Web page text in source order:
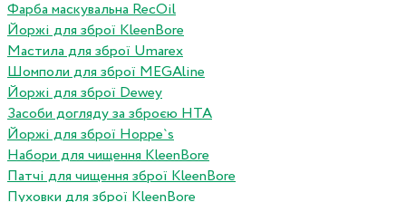
Фарба маскувальна RecOil
Йоржі для зброї KleenBore
Мастила для зброї Umarex
Шомполи для зброї MEGAline
Йоржі для зброї Dewey
Засоби догляду за зброєю HTA
Йоржі для зброї Hoppe`s
Набори для чищення KleenBore
Патчі для чищення зброї KleenBore
Пуховки для зброї KleenBore